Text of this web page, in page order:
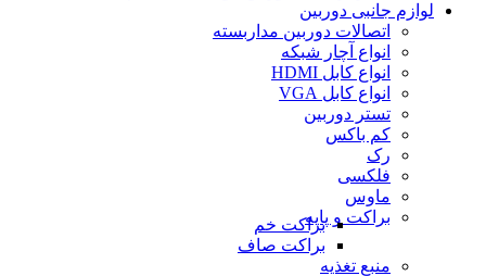
لوازم جانبی دوربین
اتصالات دوربین مداربسته
انواع آچار شبکه
انواع کابل HDMI
انواع کابل VGA
تستر دوربین
کم باکس
رک
فلکسی
ماوس
براکت و پایهبراکت خم
براکت صاف
منبع تغذیه